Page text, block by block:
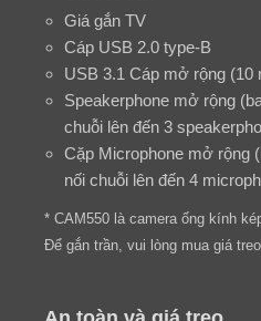
Giá gắn TV
Cáp USB 2.0 type-B
USB 3.1 Cáp mở rộng (10
Speakerphone mở rộng
chuỗi lên đến 3
Cặp Microphone mở rộng
nối chuỗi lên đến 4
* CAM550 là camera ống kính
Để gắn trần, vui lòng mua giá treo